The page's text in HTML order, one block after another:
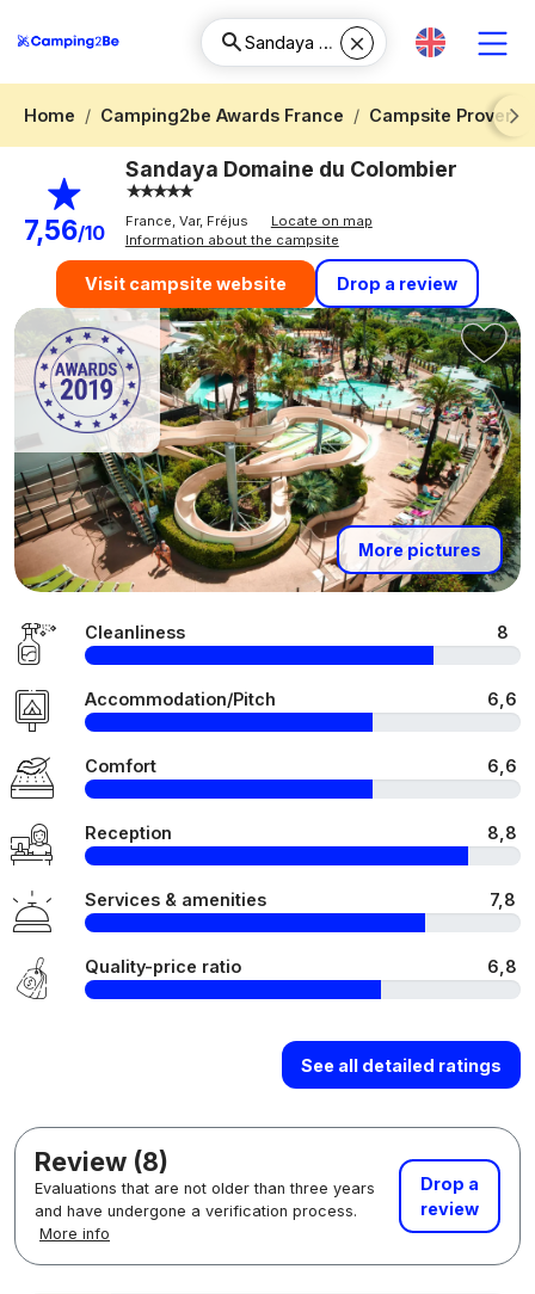
Home Camping2be Awards France
Campsite
Next
7,56/10
Sandaya Domaine du Colombier
France, Var, Fréjus
Locate on map
Information about the campsite
Visit campsite website Drop a review
More pictures
Cleanliness 8
Accommodation/Pitch 6,6
Comfort 6,6
Reception 8,8
Services & amenities 7,8
Quality-price ratio 6,8
See all detailed ratings
Review (8)
Evaluations that are not older than three years
and have undergone a verification process.
More info
Drop a
review